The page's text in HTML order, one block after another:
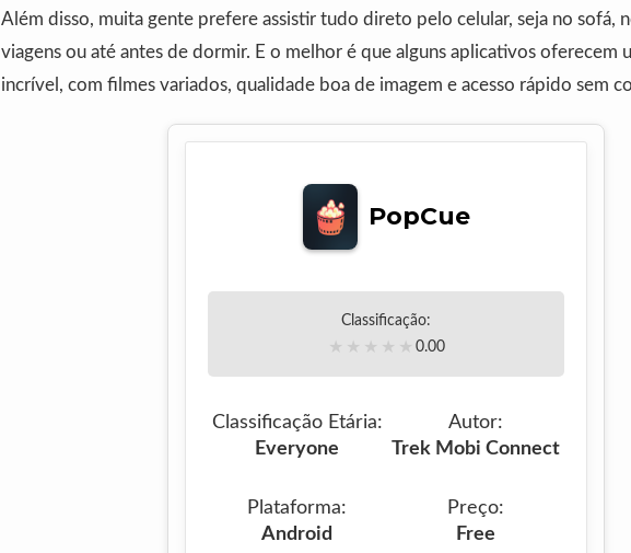
Além disso, muita gente prefere assistir tudo direto pelo celular, seja no sofá,
viagens ou até antes de dormir. E o melhor é que alguns aplicativos oferecem
incrível, com filmes variados, qualidade boa de imagem e acesso rápido sem
PopCue
Classificação:
★ ★ ★ ★ ★ 0.00
Classificação Etária:
Everyone
Autor:
Trek Mobi Connect
Plataforma:
Android
Preço:
Free